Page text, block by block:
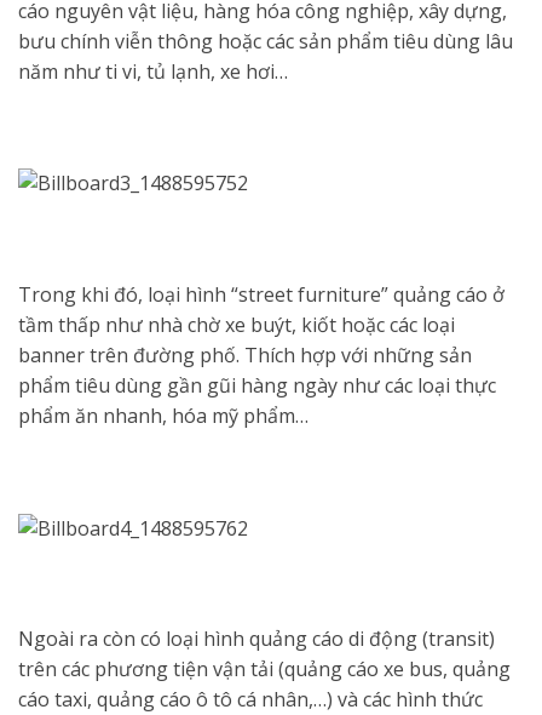
cáo nguyên vật liệu, hàng hóa công nghiệp, xây dựng,
bưu chính viễn thông hoặc các sản phẩm tiêu dùng lâu
năm như ti vi, tủ lạnh, xe hơi…
Trong khi đó, loại hình “street furniture” quảng cáo ở
tầm thấp như nhà chờ xe buýt, kiốt hoặc các loại
banner trên đường phố. Thích hợp với những sản
phẩm tiêu dùng gần gũi hàng ngày như các loại thực
phẩm ăn nhanh, hóa mỹ phẩm…
Ngoài ra còn có loại hình quảng cáo di động (transit)
trên các phương tiện vận tải (quảng cáo xe bus, quảng
cáo taxi, quảng cáo ô tô cá nhân,…) và các hình thức